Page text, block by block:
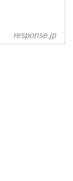
response.jp